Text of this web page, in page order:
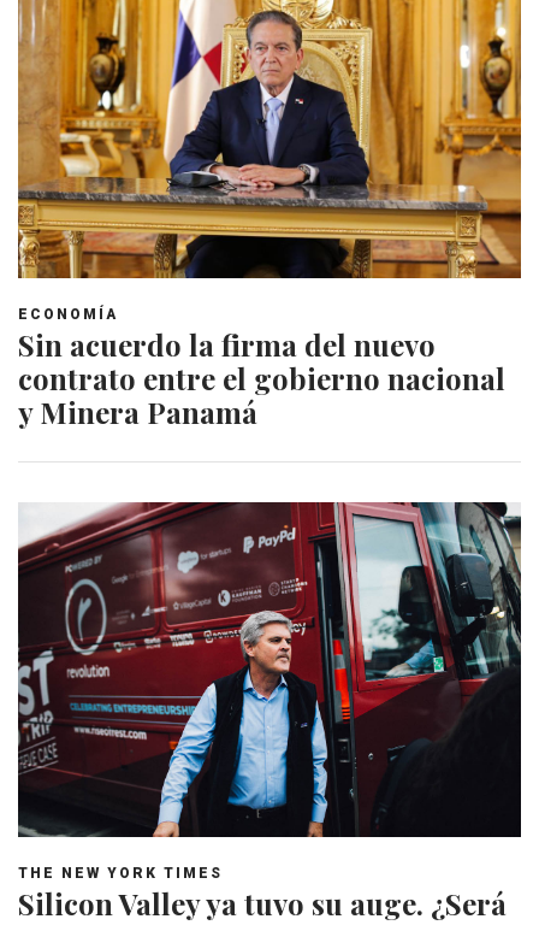
ECONOMÍA
Sin acuerdo la firma del nuevo
contrato entre el gobierno nacional
y Minera Panamá
THE NEW YORK TIMES
Silicon Valley ya tuvo su auge. ¿Será